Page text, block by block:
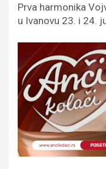
Prva harmonika
u Ivanovu 23. i 24.